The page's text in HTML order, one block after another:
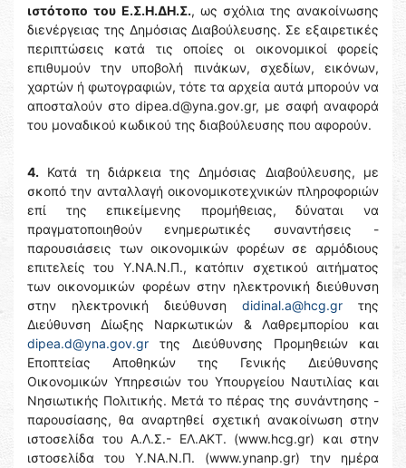
ιστότοπο του Ε.Σ.Η.ΔΗ.Σ., ως σχόλια της ανακοίνωσης
διενέργειας της Δημόσιας Διαβούλευσης. Σε εξαιρετικές
περιπτώσεις κατά τις οποίες οι οικονομικοί φορείς
επιθυμούν την υποβολή πινάκων, σχεδίων, εικόνων,
χαρτών ή φωτογραφιών, τότε τα αρχεία αυτά μπορούν να
αποσταλούν στο dipea.d@yna.gov.gr, με σαφή αναφορά
του μοναδικού κωδικού της διαβούλευσης που αφορούν.
4. Κατά τη διάρκεια της Δημόσιας Διαβούλευσης, με
σκοπό την ανταλλαγή οικονομικοτεχνικών πληροφοριών
επί της επικείμενης προμήθειας, δύναται να
πραγματοποιηθούν ενημερωτικές συναντήσεις -
παρουσιάσεις των οικονομικών φορέων σε αρμόδιους
επιτελείς του Υ.ΝΑ.Ν.Π., κατόπιν σχετικού αιτήματος
των οικονομικών φορέων στην ηλεκτρονική διεύθυνση
στην ηλεκτρονική διεύθυνση didinal.a@hcg.gr της
Διεύθυνση Δίωξης Ναρκωτικών & Λαθρεμπορίου και
dipea.d@yna.gov.gr της Διεύθυνσης Προμηθειών και
Εποπτείας Αποθηκών της Γενικής Διεύθυνσης
Οικονομικών Υπηρεσιών του Υπουργείου Ναυτιλίας και
Νησιωτικής Πολιτικής. Μετά το πέρας της συνάντησης -
παρουσίασης, θα αναρτηθεί σχετική ανακοίνωση στην
ιστοσελίδα του Α.Λ.Σ.- ΕΛ.ΑΚΤ. (www.hcg.gr) και στην
ιστοσελίδα του Y.NA.N.Π. (www.ynanp.gr) την ημέρα